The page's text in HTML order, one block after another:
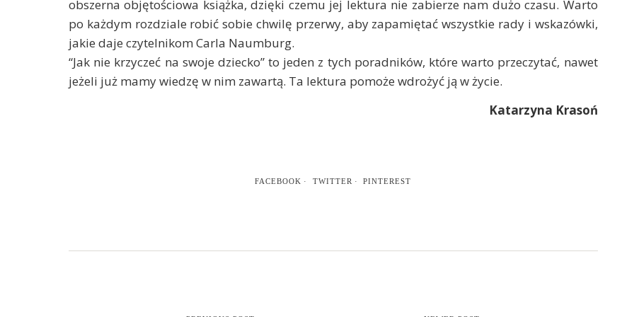
obszerna objętościowa książka, dzięki czemu jej lektura nie zabierze nam dużo czasu. Warto
po każdym rozdziale robić sobie chwilę przerwy, aby zapamiętać wszystkie rady i wskazówki,
jakie daje czytelnikom Carla Naumburg.
“Jak nie krzyczeć na swoje dziecko” to jeden z tych poradników, które warto przeczytać, nawet
jeżeli już mamy wiedzę w nim zawartą. Ta lektura pomoże wdrożyć ją w życie.
Katarzyna Krasoń
FACEBOOK TWITTER PINTEREST